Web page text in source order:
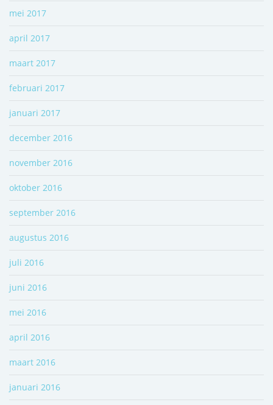
mei 2017
april 2017
maart 2017
februari 2017
januari 2017
december 2016
november 2016
oktober 2016
september 2016
augustus 2016
juli 2016
juni 2016
mei 2016
april 2016
maart 2016
januari 2016